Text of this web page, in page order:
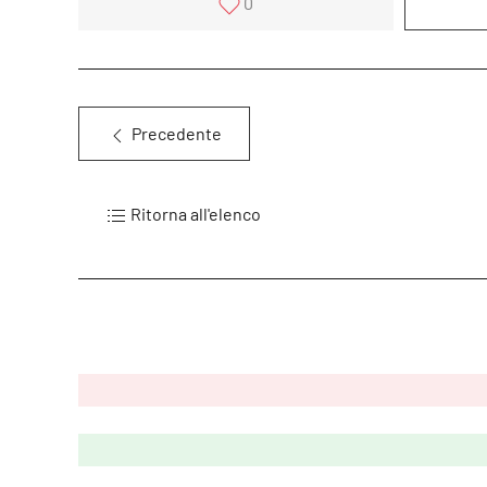
Precedente
Ritorna all'elenco